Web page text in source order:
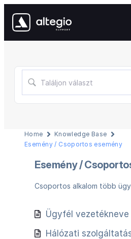
Home
Knowledge Base
Esemény / Csoportos esemény
Esemény /
Csoportos alkalom több
Ügyfél
Hálózati